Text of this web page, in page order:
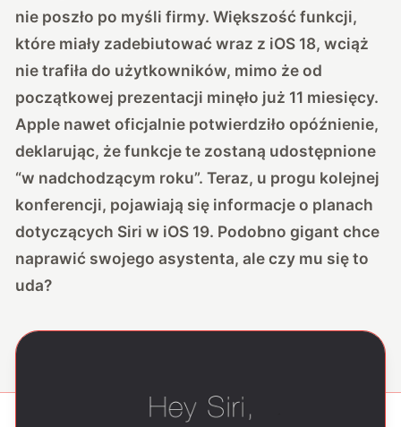
nie poszło po myśli firmy. Większość funkcji,
które miały zadebiutować wraz z iOS 18, wciąż
nie trafiła do użytkowników, mimo że od
początkowej prezentacji minęło już 11 miesięcy.
Apple nawet oficjalnie potwierdziło opóźnienie,
deklarując, że funkcje te zostaną udostępnione
“w nadchodzącym roku”. Teraz, u progu kolejnej
konferencji, pojawiają się informacje o planach
dotyczących Siri w iOS 19. Podobno gigant chce
naprawić swojego asystenta, ale czy mu się to
uda?